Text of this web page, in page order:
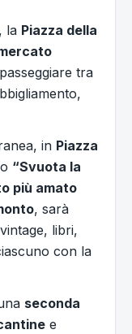
, la Piazza della
tra
in Piazza
“Svuota la
più amato
, sarà
libri,
con la
seconda
e